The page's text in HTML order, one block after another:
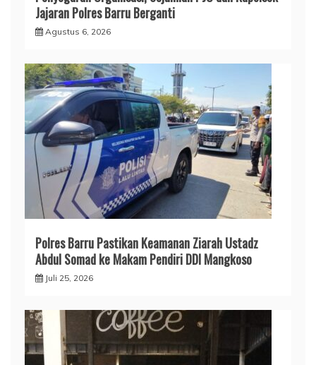
Jajaran Polres Barru Berganti
Agustus 6, 2026
​Polres Barru Pastikan Keamanan Ziarah Ustadz
Abdul Somad ke Makam Pendiri DDI Mangkoso
Juli 25, 2026